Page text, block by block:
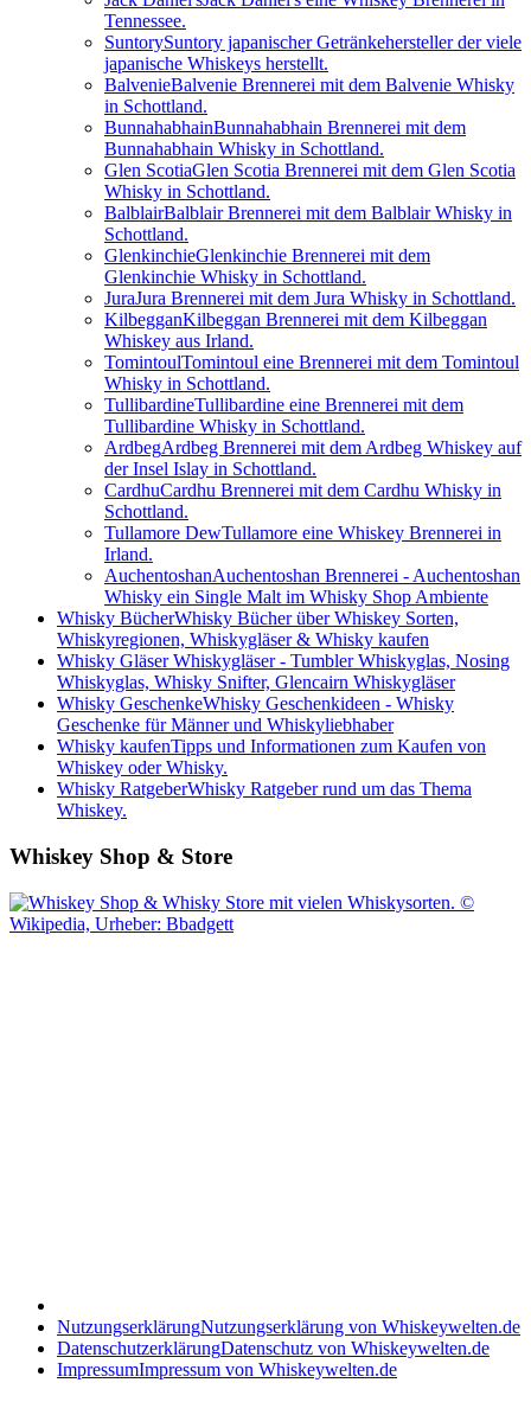
Tennessee.
SuntorySuntory japanischer Getränkehersteller der viele
japanische Whiskeys herstellt.
BalvenieBalvenie Brennerei mit dem Balvenie Whisky
in Schottland.
BunnahabhainBunnahabhain Brennerei mit dem
Bunnahabhain Whisky in Schottland.
Glen ScotiaGlen Scotia Brennerei mit dem Glen Scotia
Whisky in Schottland.
BalblairBalblair Brennerei mit dem Balblair Whisky in
Schottland.
GlenkinchieGlenkinchie Brennerei mit dem
Glenkinchie Whisky in Schottland.
JuraJura Brennerei mit dem Jura Whisky in Schottland.
KilbegganKilbeggan Brennerei mit dem Kilbeggan
Whiskey aus Irland.
TomintoulTomintoul eine Brennerei mit dem Tomintoul
Whisky in Schottland.
TullibardineTullibardine eine Brennerei mit dem
Tullibardine Whisky in Schottland.
ArdbegArdbeg Brennerei mit dem Ardbeg Whiskey auf
der Insel Islay in Schottland.
CardhuCardhu Brennerei mit dem Cardhu Whisky in
Schottland.
Tullamore DewTullamore eine Whiskey Brennerei in
Irland.
AuchentoshanAuchentoshan Brennerei - Auchentoshan
Whisky ein Single Malt im Whisky Shop Ambiente
Whisky BücherWhisky Bücher über Whiskey Sorten,
Whiskyregionen, Whiskygläser & Whisky kaufen
Whisky GläserWhiskygläser - Tumbler Whiskyglas, Nosing
Whiskyglas, Whisky Snifter, Glencairn Whiskygläser
Whisky GeschenkeWhisky Geschenkideen - Whisky
Geschenke für Männer und Whiskyliebhaber
Whisky kaufenTipps und Informationen zum Kaufen von
Whiskey oder Whisky.
Whisky RatgeberWhisky Ratgeber rund um das Thema
Whiskey.
Whiskey Shop & Store
NutzungserklärungNutzungserklärung von Whiskeywelten.de
DatenschutzerklärungDatenschutz von Whiskeywelten.de
ImpressumImpressum von Whiskeywelten.de